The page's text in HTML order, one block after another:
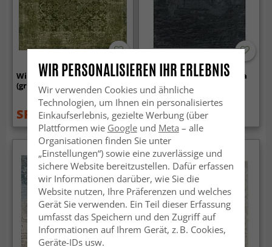
Wilton-Teppich - Denizli
(grün)
SFr. 39.99 SFr. 53.99
Hochflorteppiche - Aranga
Super Soft Fur (anthrazit)
SFr. 31.99
WIR PERSONALISIEREN IHR ERLEBNIS
Wir verwenden Cookies und ähnliche
Technologien, um Ihnen ein personalisiertes
Einkaufserlebnis, gezielte Werbung (über
Plattformen wie Googleund Meta – alle
Organisationen finden Sie unter
„Einstellungen“) sowie eine zuverlässige und
sichere Website bereitzustellen. Dafür erfassen
wir Informationen darüber, wie Sie die
Website nutzen, Ihre Präferenzen und welches
Gerät Sie verwenden. Ein Teil dieser Erfassung
umfasst das Speichern und den Zugriff auf
Informationen auf Ihrem Gerät, z. B. Cookies,
Geräte-IDs usw.